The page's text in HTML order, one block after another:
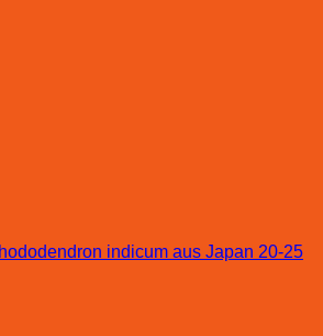
indicum aus Japan 20-25